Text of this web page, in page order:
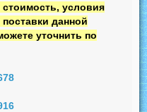
условия
данной
уточнить по